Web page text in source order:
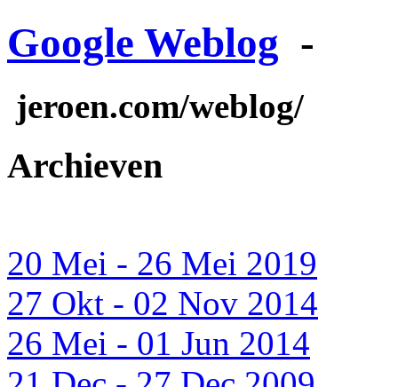
Google Weblog -
jeroen.com/weblog/
Archieven
20 Mei - 26 Mei 2019
27 Okt - 02 Nov 2014
26 Mei - 01 Jun 2014